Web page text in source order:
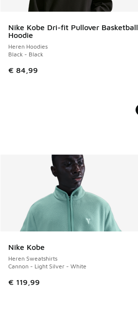
Nike Kobe Dri-fit Pullover Basketball
Hoodie
Heren Hoodies
Black - Black
€ 84,99
Nike Kobe
Heren Sweatshirts
Cannon - Light Silver - White
€ 119,99